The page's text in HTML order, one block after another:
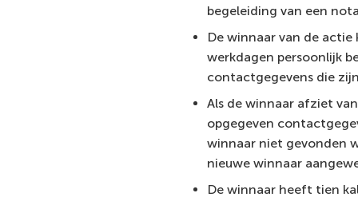
begeleiding van een
De winnaar van de
werkdagen persoonlijk
contactgegevens die
Als de winnaar afziet
opgegeven
winnaar niet gevonden
nieuwe winnaar
De winnaar heeft tien